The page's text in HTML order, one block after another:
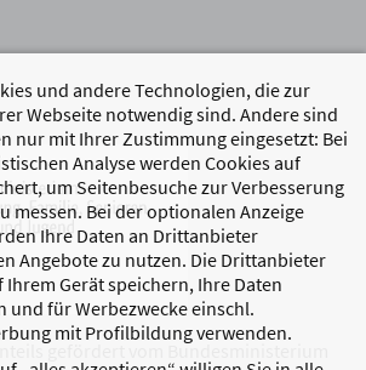
und andere Technologien, die zur
Webseite notwendig sind. Andere sind
nur mit Ihrer Zustimmung eingesetzt: Bei
Analyse werden Cookies auf
um Seitenbesuche zur Verbesserung
messen. Bei der optionalen Anzeige
Ihre Daten an Drittanbieter
Angebote zu nutzen. Die Drittanbieter
Gerät speichern, Ihre Daten
und für Werbezwecke einschl.
mit Profilbildung verwenden.
gefördert vom Bundesministerium